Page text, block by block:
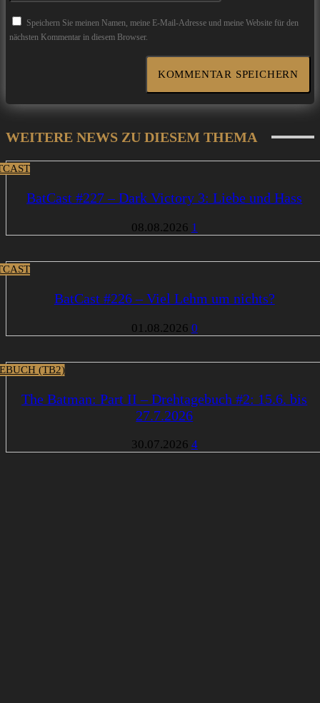
Speichern Sie meinen Namen, meine E-Mail-Adresse und meine Website für den
nächsten Kommentar in diesem Browser.
WEITERE NEWS ZU DIESEM THEMA
BatCast #227 – Dark Victory 3: Liebe und Hass
08.08.2026 1
BatCast #226 – Viel Lehm um nichts?
01.08.2026 0
(TB2)
The Batman: Part II – Drehtagebuch #2: 15.6. bis
27.7.2026
30.07.2026 4